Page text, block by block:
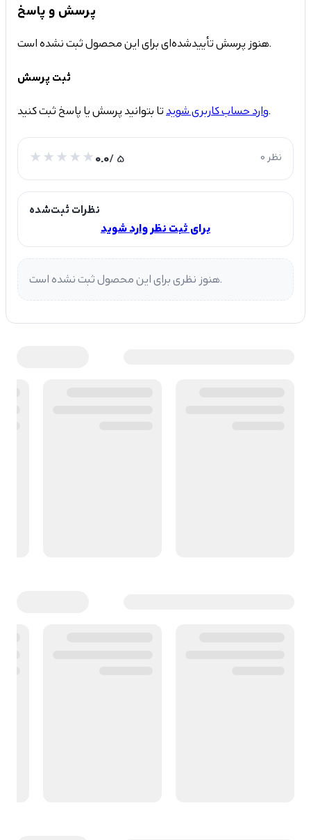
پرسش و پاسخ
هنوز پرسش تأییدشده‌ای برای این محصول ثبت نشده است.
ثبت پرسش
وارد حساب کاربری شویدتا بتوانید پرسش یا پاسخ ثبت کنید.
0.0/ 5 0 نظر
نظرات ثبت‌شده
برای ثبت نظر وارد شوید
هنوز نظری برای این محصول ثبت نشده است.